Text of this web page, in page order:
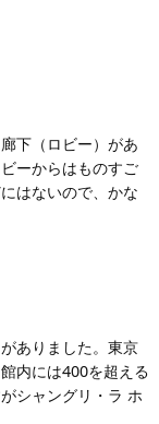
下（ロビー）があ
ーからはものすご
はないので、かな
ありました。東京
内には400を超える
シャングリ・ラ ホ